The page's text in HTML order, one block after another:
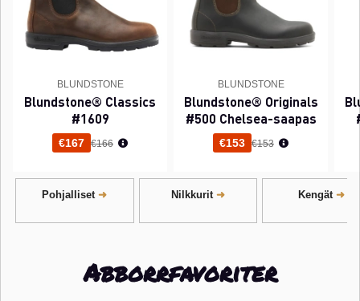
BLUNDSTONE
Blundstone® Classics
#1609
€167 Normaali hinta
€166
BLUNDSTONE
Blundstone® Originals
#500 Chelsea-saapas
€153 Normaali hinta
€153
Pohjalliset Nilkkurit Kengät
Abborrfavoriter